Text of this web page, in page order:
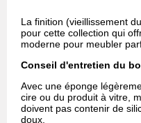
La finition (vieillissement
pour cette collection qui
moderne pour meubler
Conseil d'entretien du
Avec une éponge
cire ou du produit à vitre,
doivent pas contenir de
doux.